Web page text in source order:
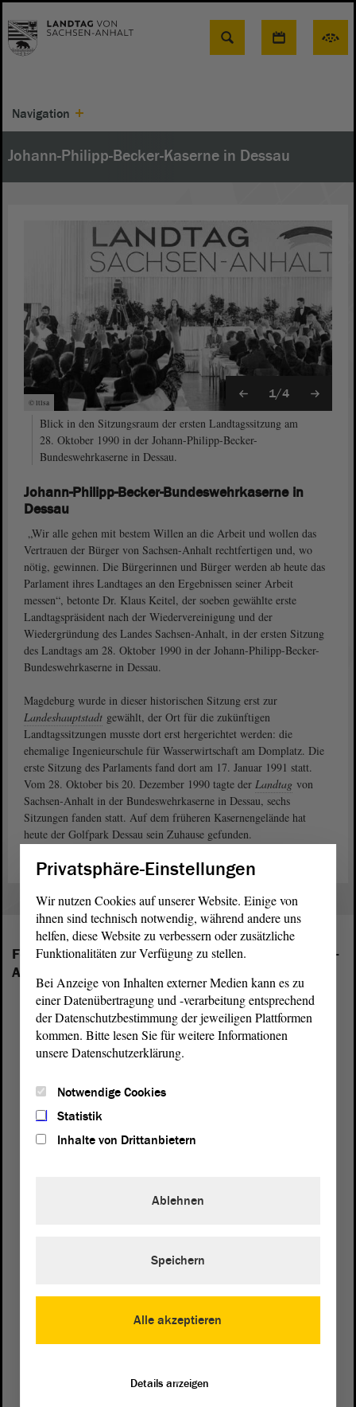
Suche
Navigation
Johann-Philipp-Becker-Kaserne in Dessau
© ltlsa
1/4
Blick in den Sitzungsraum der ersten Landtagssitzung am
28. Oktober 1990 in der Johann-Philipp-Becker-
Bundeswehrkaserne in Dessau.
Johann-Philipp-Becker-Bundeswehrkaserne in
Dessau
„Wir alle gehen mit bestem Willen an die Arbeit und wollen das
Vertrauen der Bürger von Sachsen-Anhalt rechtfertigen und, wo
nötig, gewinnen. Die Bürgerinnen und Bürger werden ab heute das
Parlament ihres Land­tages an den Ergebnissen seiner Arbeit
messen“, betonte Dr. Klaus Keitel, der soeben gewählte erste
Landtagspräsident nach der Wiedervereinigung und der
Wiedergründung des Landes Sachsen-Anhalt, in der ersten Sitzung
des Landtags am 28. Oktober 1990 in der Johann-Philipp-Becker-
Bundeswehrkaserne in Dessau.
Magdeburg wurde in dieser historischen Sitzung erst zur
Landeshauptstadt gewählt, der Ort für die zukünftigen
Landtagssitzungen musste dort erst hergerichtet werden: die
ehemalige Ingenieurschule für Wasserwirtschaft am Domplatz. Die
erste Sitzung des Parlaments fand dort am 17. Januar 1991 statt.
Vom 28. Oktober bis 20. Dezember 1990 tagte der Landtag von
Sachsen-Anhalt in der Bundeswehrkaserne in Dessau, sechs
Sitzungen fanden statt. Auf dem früheren Kasernengelände hat
heute der Golfpark Dessau sein Zuhause gefunden.
Folgende Fraktionen sind im Landtag von Sachsen-
Anhalt vertreten:
Domplatz 6–9
Auf Google Maps
Privatsphäre-Einstellungen
Wir nutzen Cookies auf unserer Website. Einige von
ihnen sind technisch notwendig, während andere uns
helfen, diese Website zu verbessern oder zusätzliche
Funktionalitäten zur Verfügung zu stellen.
Bei Anzeige von Inhalten externer Medien kann es zu
einer Datenübertragung und -verarbeitung entsprechend
der Datenschutzbestimmung der jeweiligen Plattformen
kommen. Bitte lesen Sie für weitere Informationen
unsere Datenschutzerklärung.
Notwendige Cookies
Statistik
Inhalte von Drittanbietern
Alle akzeptieren
Ablehnen
Speichern
Details anzeigen